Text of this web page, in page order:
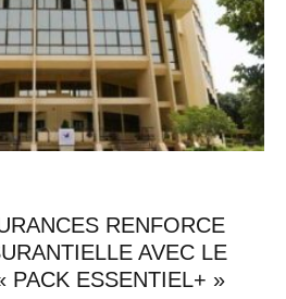
RENFORCE
AVEC LE
PACK ESSENTIEL+ »